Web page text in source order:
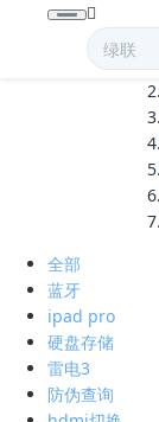
全部
蓝牙
ipad pro
硬盘存储
雷电3
防伪查询